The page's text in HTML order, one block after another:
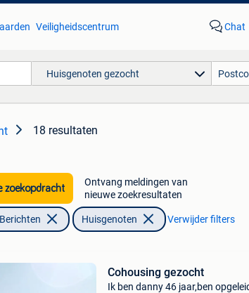
Veiligheidscentrum Chat
Huisgenoten gezocht
18 resultaten
zoekopdracht
Ontvang meldingen van
nieuwe zoekresultaten
Huisgenoten Verwijder filters
Cohousing gezocht
Ik ben danny 46 jaar,ben